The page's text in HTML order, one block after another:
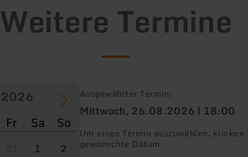
Weitere Termine
Fr Sa So
1
2
Ausgewählter Termin:
Mittwoch, 26.08.2026 | 18:00
Um einen Termin auszuwählen,
gewünschte Datum.